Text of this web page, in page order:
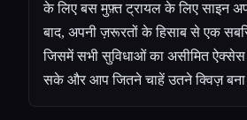
के लिए बस मुफ़्त ट्रायल के लिए साइन
बाद, अपनी ज़रूरतों के हिसाब से एक
जिसमें सभी सुविधाओं का असीमित
सके और आप जितने चाहें उतने क्विज़